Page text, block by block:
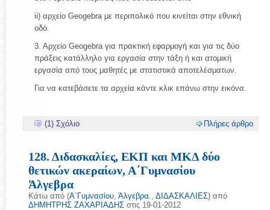
ii) αρχείο Geogebra με περιπολικό που κινείται στην εθνική
οδό.
3. Αρχείο Geogebra για πρακτική εφαρμογή και για τις δύο
πράξεις κατάλληλο για εργασία στην τάξη ή και ατομική
εργασία από τους μαθητές με στατιστικά αποτελέσματων.
Για να κατεβάσετε τα αρχεία κάντε κλικ επάνω στην εικόνα.
(1) Σχόλιο Πλήρες άρθρο
128. Διδασκαλίες, ΕΚΠ και ΜΚΔ δύο
θετικών ακεραίων, Α΄Γυμνασίου
Άλγεβρα
Κάτω από (Α΄Γυμνασίου Άλγεβρα. ΔΙΔΑΣΚΑΛΙΕΣ) από
ΔΗΜΗΤΡΗΣ ΖΑΧΑΡΙΑΔΗΣ στις 19-01-2012